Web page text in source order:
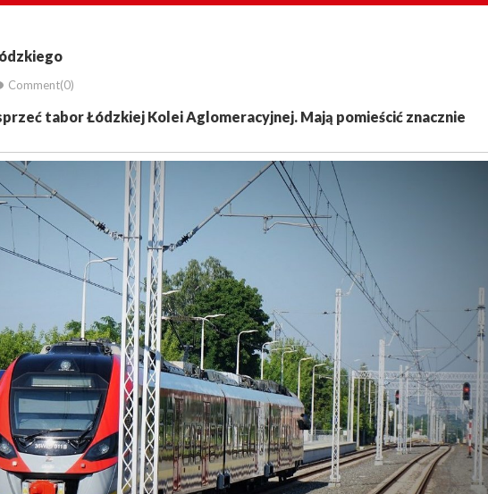
Comment(0)
tabor Łódzkiej Kolei Aglomeracyjnej. Mają pomieścić znacznie